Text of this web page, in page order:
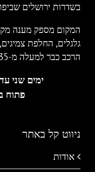
בשדרות ירושלים
המקום מספק מענה
גלגלים, החלפת
הרכב כבר למעלה מ-35 שנים.
ימים שני עד שבת:
פתוח
ניווט קל באתר
אודות